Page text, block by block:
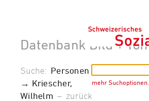
Datenbank Bild + Ton
mehr Suchoptionen…
Suche: Personen
→ Kriescher,
Wilhelm – zurück